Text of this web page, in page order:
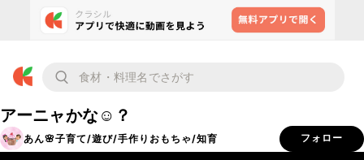
アーニャかな☺️？
あん🌸子育て/遊び/手作りおもちゃ/知育 フォロー